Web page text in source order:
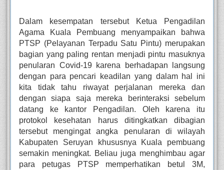
Dalam kesempatan tersebut Ketua Pengadilan
Agama Kuala Pembuang menyampaikan bahwa
PTSP (Pelayanan Terpadu Satu Pintu) merupakan
bagian yang paling rentan menjadi pintu masuknya
penularan Covid-19 karena berhadapan langsung
dengan para pencari keadilan yang dalam hal ini
kita tidak tahu riwayat perjalanan mereka dan
dengan siapa saja mereka berinteraksi sebelum
datang ke kantor Pengadilan. Oleh karena itu
protokol kesehatan harus ditingkatkan dibagian
tersebut mengingat angka penularan di wilayah
Kabupaten Seruyan khususnya Kuala pembuang
semakin meningkat. Beliau juga menghimbau agar
para petugas PTSP memperhatikan betul 3M,